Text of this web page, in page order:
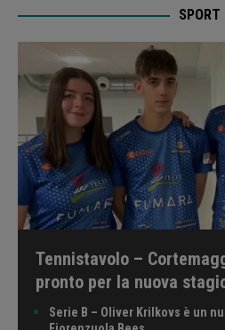
SPORT
Tennistavolo –
pronto per la nuova
Serie B – Oliver Krilkovs è un